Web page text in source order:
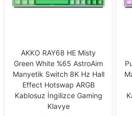
AKKO RAY68 HE Misty
Green White %65 AstroAim
Manyetik Switch 8K Hz Hall
Effect Hotswap ARGB
Kablosuz İngilizce Gaming
Klavye